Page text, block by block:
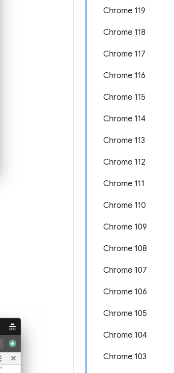
Chrome 119
Chrome 118
Chrome 117
Chrome 116
Chrome 115
Chrome 114
Chrome 113
Chrome 112
Chrome 111
Chrome 110
Chrome 109
Chrome 108
Chrome 107
Chrome 106
Chrome 105
Chrome 104
Chrome 103